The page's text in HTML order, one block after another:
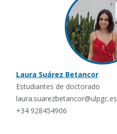
Laura Suárez Betancor
Estudiantes de doctorado
laura.suarezbetancor@ulpgc.es
+34 928454906